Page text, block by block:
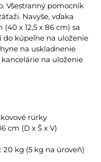
Všestranný pomocník
Navyše, vďaka
x 12,5 x 86 cm) sa
do kúpeľne na uloženie
na uskladnenie
na uloženie
rúrky
cm (D x Š x V)
kg (5 kg na úroveň)